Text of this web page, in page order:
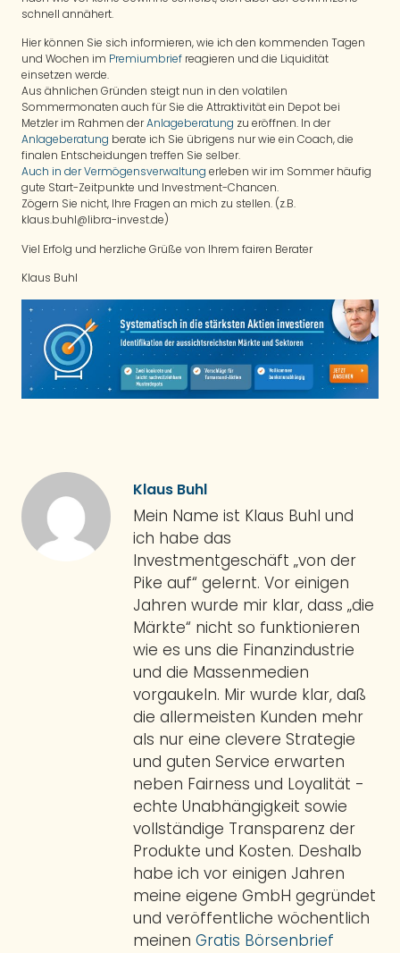
schnell annähert.
Hier können Sie sich informieren, wie ich den kommenden Tagen
und Wochen im Premiumbrief reagieren und die Liquidität
einsetzen werde.
Aus ähnlichen Gründen steigt nun in den volatilen
Sommermonaten auch für Sie die Attraktivität ein Depot bei
Metzler im Rahmen derAnlageberatung zu eröffnen. In der
Anlageberatung berate ich Sie übrigens nur wie ein Coach, die
finalen Entscheidungen treffen Sie selber.
Auch in der Vermögensverwaltung erleben wir im Sommer häufig
gute Start-Zeitpunkte und Investment-Chancen.
Zögern Sie nicht, Ihre Fragen an mich zu stellen. (z.B.
klaus.buhl@libra-invest.de)
Viel Erfolg und herzliche Grüße von Ihrem fairen Berater
Klaus Buhl
Klaus Buhl
Mein Name ist Klaus Buhl und
ich habe das
Investmentgeschäft „von der
Pike auf“ gelernt. Vor einigen
Jahren wurde mir klar, dass „die
Märkte“ nicht so funktionieren
wie es uns die Finanzindustrie
und die Massenmedien
vorgaukeln. Mir wurde klar, daß
die allermeisten Kunden mehr
als nur eine clevere Strategie
und guten Service erwarten
neben Fairness und Loyalität -
echte Unabhängigkeit sowie
vollständige Transparenz der
Produkte und Kosten. Deshalb
habe ich vor einigen Jahren
meine eigene GmbH gegründet
und veröffentliche wöchentlich
meinen Gratis Börsenbrief